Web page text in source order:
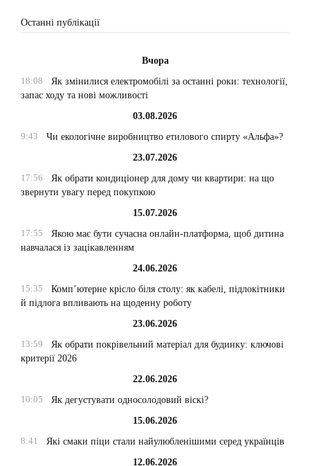
Останні публікації
Вчора
18:08
Як змінилися електромобілі за останні роки: технології,
запас ходу та нові можливості
03.08.2026
9:43
Чи екологічне виробництво етилового спирту «Альфа»?
23.07.2026
17:56
Як обрати кондиціонер для дому чи квартири: на що
звернути увагу перед покупкою
15.07.2026
17:55
Якою має бути сучасна онлайн-платформа, щоб дитина
навчалася із зацікавленням
24.06.2026
15:35
Комп’ютерне крісло біля столу: як кабелі, підлокітники
й підлога впливають на щоденну роботу
23.06.2026
13:59
Як обрати покрівельний матеріал для будинку: ключові
критерії 2026
22.06.2026
10:05
Як дегустувати односолодовий віскі?
15.06.2026
8:41
Які смаки піци стали найулюбленішими серед українців
12.06.2026